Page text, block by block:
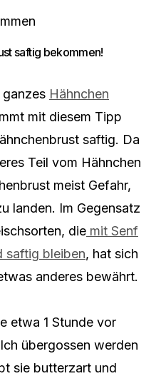
saftig bekommen!
Hähnchen
mit diesem Tipp
saftig. Da
Teil vom Hähnchen
meist Gefahr,
landen. Im Gegensatz
die mit Senf
saftig bleiben, hat sich
anderes bewährt.
etwa 1 Stunde vor
übergossen werden
sie butterzart und